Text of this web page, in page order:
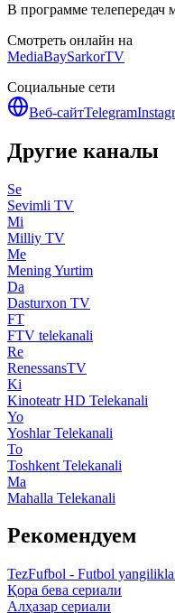
В программе телепередач
Смотреть онлайн на
MediaBaySarkorTV
Социальные сети
Веб-сайтTelegram
Другие каналы
Se
Sevimli TV
Mi
Milliy TV
Me
Mening Yurtim
Da
Dasturxon TV
FT
FTV telekanali
Re
RenessansTV
Ki
Kinoteatr HD Telekanali
Yo
Yoshlar Telekanali
To
Toshkent Telekanali
Ma
Mahalla Telekanali
Рекомендуем
TezFufbol - Futbol
Қора бева сериали
Алҳазар сериали